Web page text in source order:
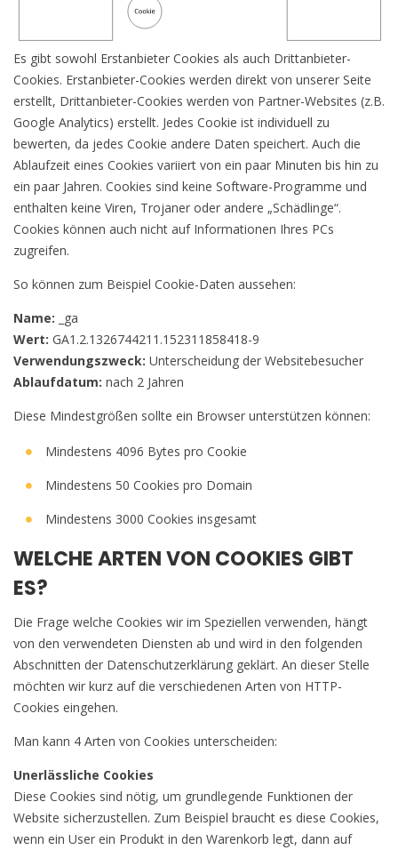
Es gibt sowohl Erstanbieter Cookies als auch Drittanbieter-
Cookies. Erstanbieter-Cookies werden direkt von unserer Seite
erstellt, Drittanbieter-Cookies werden von Partner-Websites (z.B.
Google Analytics) erstellt. Jedes Cookie ist individuell zu
bewerten, da jedes Cookie andere Daten speichert. Auch die
Ablaufzeit eines Cookies variiert von ein paar Minuten bis hin zu
ein paar Jahren. Cookies sind keine Software-Programme und
enthalten keine Viren, Trojaner oder andere „Schädlinge“.
Cookies können auch nicht auf Informationen Ihres PCs
zugreifen.
So können zum Beispiel Cookie-Daten aussehen:
Name: _ga
Wert: GA1.2.1326744211.152311858418-9
Verwendungszweck: Unterscheidung der Websitebesucher
Ablaufdatum: nach 2 Jahren
Diese Mindestgrößen sollte ein Browser unterstützen können:
Mindestens 4096 Bytes pro Cookie
Mindestens 50 Cookies pro Domain
Mindestens 3000 Cookies insgesamt
WELCHE ARTEN VON COOKIES GIBT
ES?
Die Frage welche Cookies wir im Speziellen verwenden, hängt
von den verwendeten Diensten ab und wird in den folgenden
Abschnitten der Datenschutzerklärung geklärt. An dieser Stelle
möchten wir kurz auf die verschiedenen Arten von HTTP-
Cookies eingehen.
Man kann 4 Arten von Cookies unterscheiden:
Unerlässliche Cookies
Diese Cookies sind nötig, um grundlegende Funktionen der
Website sicherzustellen. Zum Beispiel braucht es diese Cookies,
wenn ein User ein Produkt in den Warenkorb legt, dann auf